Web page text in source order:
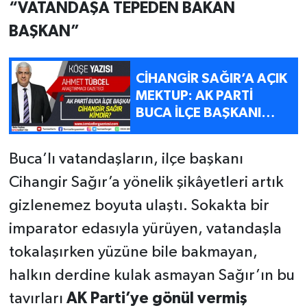
“VATANDAŞA TEPEDEN BAKAN
BAŞKAN”
CİHANGİR SAĞIR’A AÇIK
MEKTUP: AK PARTİ
BUCA İLÇE BAŞKANI
ANLAMINA GELMEZ!
Buca’lı vatandaşların, ilçe başkanı
Cihangir Sağır’a yönelik şikâyetleri artık
gizlenemez boyuta ulaştı. Sokakta bir
imparator edasıyla yürüyen, vatandaşla
tokalaşırken yüzüne bile bakmayan,
halkın derdine kulak asmayan Sağır’ın bu
tavırları AK Parti’ye gönül vermiş